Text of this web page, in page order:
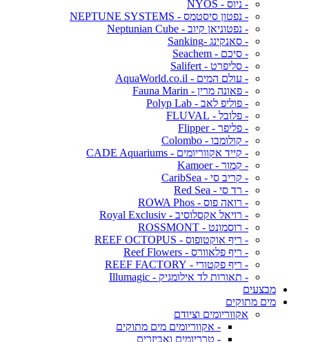
- ניוס - NYOS
- נפטון סיסטמס - NEPTUNE SYSTEMS
- נפטוניאן קיוב - Neptunian Cube
- סאנקינג -Sanking
- סיכם - Seachem
- סליפרט - Salifert
- עולם המים - AquaWorld.co.il
- פאונה מרין - Fauna Marin
- פוליפ לאב - Polyp Lab
- פלובל - FLUVAL
- פליפר - Flipper
- קולומבו - Colombo
- קייד אקווריומים - CADE Aquariums
- קמור - Kamoer
- קריב סי - CaribSea
- רד סי - Red Sea
- רואה פוס - ROWA Phos
- רויאל אקסלוסיב - Royal Exclusiv
- רוסמונט - ROSSMONT
- ריף אוקטופוס - REEF OCTOPUS
- ריף פלאוורס - Reef Flowers
- ריף פקטורי - REEF FACTORY
- תאורות לד אילומגיק - Illumagic
מבצעים
מים מתוקים
אקווריומים וציודם
- אקווריומים מים מתוקים
- טרריומים ואביזרים